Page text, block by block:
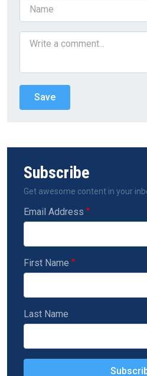
Subscribe
Get awesome content in your
Email Address
First Name
Last Name